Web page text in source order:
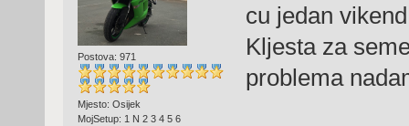
Postova: 971
Mjesto: Osijek
MojSetup: 1 N 2 3 4 5 6
cu jedan
Kljesta za
problema